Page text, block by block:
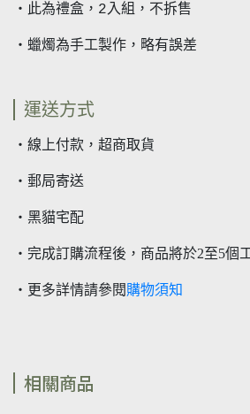
・ 此為禮盒，2入組，不拆售
・ 蠟燭為手工製作，略有誤差
運送方式
・線上付款，超商取貨
・郵局寄送
・黑貓宅配
・完成訂購流程後，商品將於2至5個
・更多詳情請參閱購物須知
相關商品